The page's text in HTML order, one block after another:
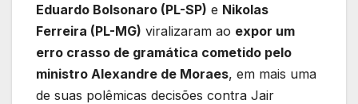
Eduardo Bolsonaro (PL-SP) e Nikolas
Ferreira (PL-MG) viralizaram ao expor um
erro crasso de gramática cometido pelo
ministro Alexandre de Moraes, em mais uma
de suas polêmicas decisões contra Jair